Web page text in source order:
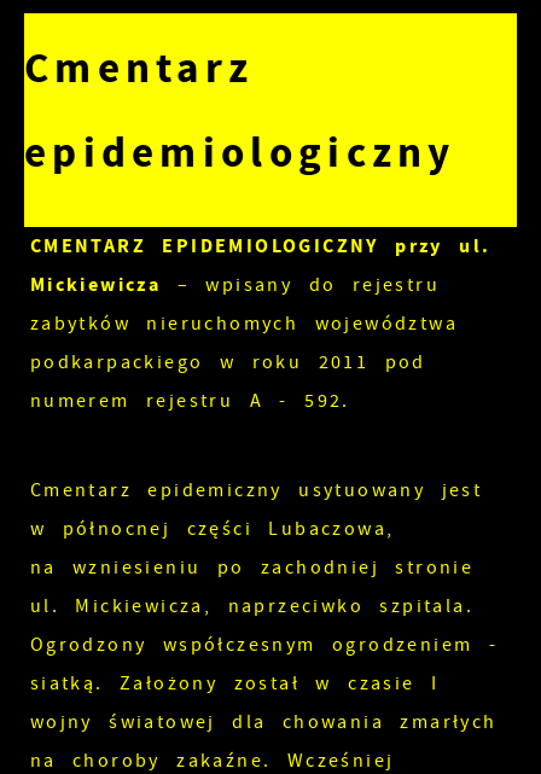
Cmentarz
epidemiologiczny
CMENTARZ EPIDEMIOLOGICZNY przy ul.
Mickiewicza
– wpisany do rejestru
zabytków nieruchomych województwa
podkarpackiego w roku 2011 pod
numerem rejestru A - 592.
Cmentarz epidemiczny usytuowany jest
w północnej części Lubaczowa,
na wzniesieniu po zachodniej stronie
ul. Mickiewicza, naprzeciwko szpitala.
Ogrodzony współczesnym ogrodzeniem -
siatką. Założony został w czasie I
wojny światowej dla chowania zmarłych
na choroby zakaźne. Wcześniej